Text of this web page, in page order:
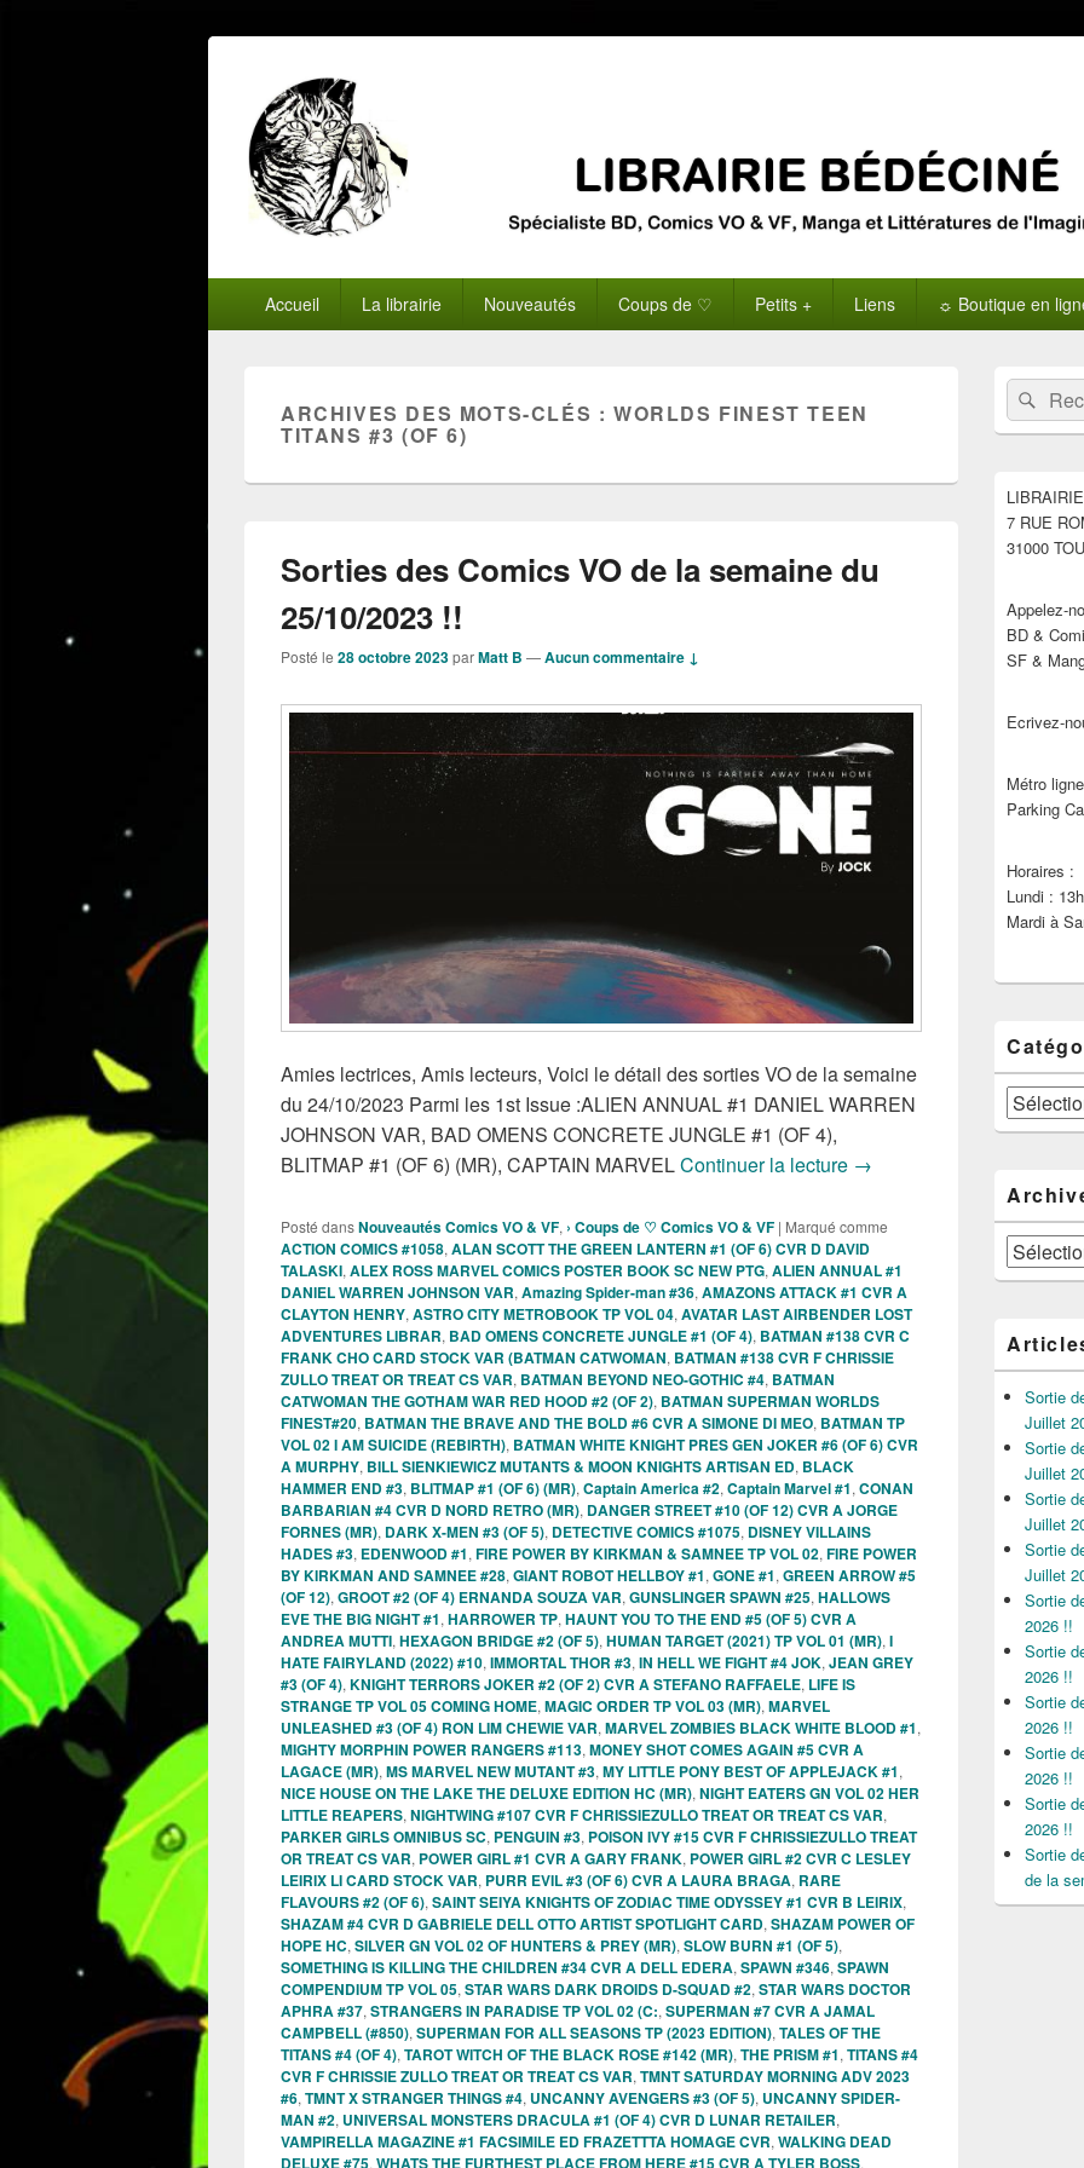
principalAccueil La librairie Nouveautés Coups de ♡ Petits + Liens ☼ Boutique en
ARCHIVES DES MOTS-CLÉS :WORLDS FINEST TEEN
TITANS #3 (OF 6)
Sorties des Comics VO de la semaine du
25/10/2023 !!
Posté le 28 octobre 2023parMatt B —Aucun commentaire ↓
Amies lectrices, Amis lecteurs, Voici le détail des sorties VO de la semaine
du 24/10/2023 Parmi les 1st Issue :ALIEN ANNUAL #1 DANIEL WARREN
JOHNSON VAR, BAD OMENS CONCRETE JUNGLE #1 (OF 4),
BLITMAP #1 (OF 6) (MR), CAPTAIN MARVELContinuer la lecture Sorties des Comics VO de
→
Posté dansNouveautés Comics VO & VF, › Coups de ♡ Comics VO & VF | Marqué comme
ACTION COMICS #1058, ALAN SCOTT THE GREEN LANTERN #1 (OF 6) CVR D DAVID
TALASKI, ALEX ROSS MARVEL COMICS POSTER BOOK SC NEW PTG, ALIEN ANNUAL #1
DANIEL WARREN JOHNSON VAR, Amazing Spider-man #36, AMAZONS ATTACK #1 CVR A
CLAYTON HENRY, ASTRO CITY METROBOOK TP VOL 04, AVATAR LAST AIRBENDER LOST
ADVENTURES LIBRAR, BAD OMENS CONCRETE JUNGLE #1 (OF 4), BATMAN #138 CVR C
FRANK CHO CARD STOCK VAR (BATMAN CATWOMAN, BATMAN #138 CVR F CHRISSIE
ZULLO TREAT OR TREAT CS VAR, BATMAN BEYOND NEO-GOTHIC #4, BATMAN
CATWOMAN THE GOTHAM WAR RED HOOD #2 (OF 2), BATMAN SUPERMAN WORLDS
FINEST#20, BATMAN THE BRAVE AND THE BOLD #6 CVR A SIMONE DI MEO, BATMAN TP
VOL 02 I AM SUICIDE (REBIRTH), BATMAN WHITE KNIGHT PRES GEN JOKER #6 (OF 6) CVR
A MURPHY, BILL SIENKIEWICZ MUTANTS & MOON KNIGHTS ARTISAN ED, BLACK
HAMMER END #3, BLITMAP #1 (OF 6) (MR), Captain America #2, Captain Marvel #1, CONAN
BARBARIAN #4 CVR D NORD RETRO (MR), DANGER STREET #10 (OF 12) CVR A JORGE
FORNES (MR), DARK X-MEN #3 (OF 5), DETECTIVE COMICS #1075, DISNEY VILLAINS
HADES #3, EDENWOOD #1, FIRE POWER BY KIRKMAN & SAMNEE TP VOL 02, FIRE POWER
BY KIRKMAN AND SAMNEE #28, GIANT ROBOT HELLBOY #1, GONE #1, GREEN ARROW #5
(OF 12), GROOT #2 (OF 4) ERNANDA SOUZA VAR, GUNSLINGER SPAWN #25, HALLOWS
EVE THE BIG NIGHT #1, HARROWER TP, HAUNT YOU TO THE END #5 (OF 5) CVR A
ANDREA MUTTI, HEXAGON BRIDGE #2 (OF 5), HUMAN TARGET (2021) TP VOL 01 (MR), I
HATE FAIRYLAND (2022) #10, IMMORTAL THOR #3, IN HELL WE FIGHT #4 JOK, JEAN GREY
#3 (OF 4), KNIGHT TERRORS JOKER #2 (OF 2) CVR A STEFANO RAFFAELE, LIFE IS
STRANGE TP VOL 05 COMING HOME, MAGIC ORDER TP VOL 03 (MR), MARVEL
UNLEASHED #3 (OF 4) RON LIM CHEWIE VAR, MARVEL ZOMBIES BLACK WHITE BLOOD #1,
MIGHTY MORPHIN POWER RANGERS #113, MONEY SHOT COMES AGAIN #5 CVR A
LAGACE (MR), MS MARVEL NEW MUTANT #3, MY LITTLE PONY BEST OF APPLEJACK #1,
NICE HOUSE ON THE LAKE THE DELUXE EDITION HC (MR), NIGHT EATERS GN VOL 02 HER
LITTLE REAPERS, NIGHTWING #107 CVR F CHRISSIEZULLO TREAT OR TREAT CS VAR,
PARKER GIRLS OMNIBUS SC, PENGUIN #3, POISON IVY #15 CVR F CHRISSIEZULLO TREAT
OR TREAT CS VAR, POWER GIRL #1 CVR A GARY FRANK, POWER GIRL #2 CVR C LESLEY
LEIRIX LI CARD STOCK VAR, PURR EVIL #3 (OF 6) CVR A LAURA BRAGA, RARE
FLAVOURS #2 (OF 6), SAINT SEIYA KNIGHTS OF ZODIAC TIME ODYSSEY #1 CVR B LEIRIX,
SHAZAM #4 CVR D GABRIELE DELL OTTO ARTIST SPOTLIGHT CARD, SHAZAM POWER OF
HOPE HC, SILVER GN VOL 02 OF HUNTERS & PREY (MR), SLOW BURN #1 (OF 5),
SOMETHING IS KILLING THE CHILDREN #34 CVR A DELL EDERA, SPAWN #346, SPAWN
COMPENDIUM TP VOL 05, STAR WARS DARK DROIDS D-SQUAD #2, STAR WARS DOCTOR
APHRA #37, STRANGERS IN PARADISE TP VOL 02 (C:, SUPERMAN #7 CVR A JAMAL
CAMPBELL (#850), SUPERMAN FOR ALL SEASONS TP (2023 EDITION), TALES OF THE
TITANS #4 (OF 4), TAROT WITCH OF THE BLACK ROSE #142 (MR), THE PRISM #1, TITANS #4
CVR F CHRISSIE ZULLO TREAT OR TREAT CS VAR, TMNT SATURDAY MORNING ADV 2023
#6, TMNT X STRANGER THINGS #4, UNCANNY AVENGERS #3 (OF 5), UNCANNY SPIDER-
MAN #2, UNIVERSAL MONSTERS DRACULA #1 (OF 4) CVR D LUNAR RETAILER,
VAMPIRELLA MAGAZINE #1 FACSIMILE ED FRAZETTTA HOMAGE CVR, WALKING DEAD
DELUXE #75, WHATS THE FURTHEST PLACE FROM HERE #15 CVR A TYLER BOSS,
Zone
principale
de
widget
barre
latérale
Recherche
7 RUE
31000
Appelez-
BD &
SF &
Ecrivez-
Métro
Parking
Horaires :
Lundi :
Mardi à
Catégories
Archives
Sortie
Juillet
Sortie
Juillet
Sortie
Juillet
Sortie
Juillet
Sortie
2026 !!
Sortie
2026 !!
Sortie
2026 !!
Sortie
2026 !!
Sortie
2026 !!
Sortie
de la